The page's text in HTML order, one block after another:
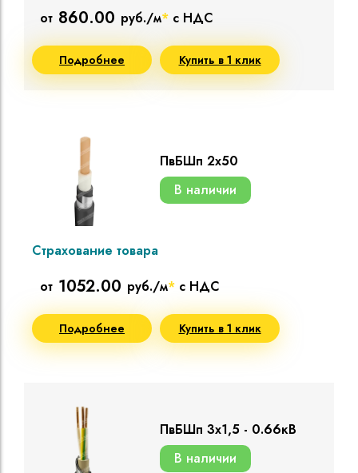
от 860.00 руб./м* с НДС
Подробнее Купить в 1 клик
ПвБШп 2х50
В наличии
Страхование товара
от 1052.00 руб./м* с НДС
Подробнее Купить в 1 клик
ПвБШп 3х1,5 - 0.66кВ
В наличии